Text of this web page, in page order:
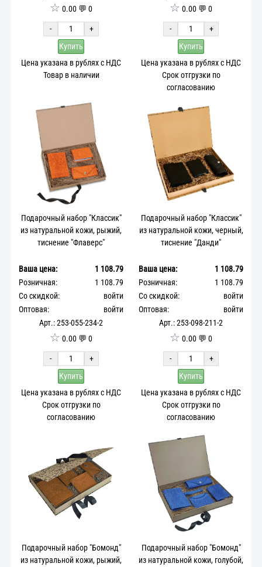
☆ 0.00 💬 0
-
+
Купить
Цена указана в рублях с НДС
Товар в наличии
☆ 0.00 💬 0
-
+
Купить
Цена указана в рублях с НДС
Срок отгрузки по
согласованию
Подарочный набор "Классик"
из натуральной кожи, рыжий,
тиснение "Флаверс"
Ваша цена:
1 108.79
Розничная:
1 108.79
Со скидкой:
войти
Оптовая:
войти
Арт.: 253-055-234-2
☆ 0.00 💬 0
-
+
Купить
Цена указана в рублях с НДС
Срок отгрузки по
согласованию
Подарочный набор "Классик"
из натуральной кожи, черный,
тиснение "Данди"
Ваша цена:
1 108.79
Розничная:
1 108.79
Со скидкой:
войти
Оптовая:
войти
Арт.: 253-098-211-2
☆ 0.00 💬 0
-
+
Купить
Цена указана в рублях с НДС
Срок отгрузки по
согласованию
Подарочный набор "Бомонд"
из натуральной кожи, рыжий,
Подарочный набор "Бомонд"
из натуральной кожи, голубой,